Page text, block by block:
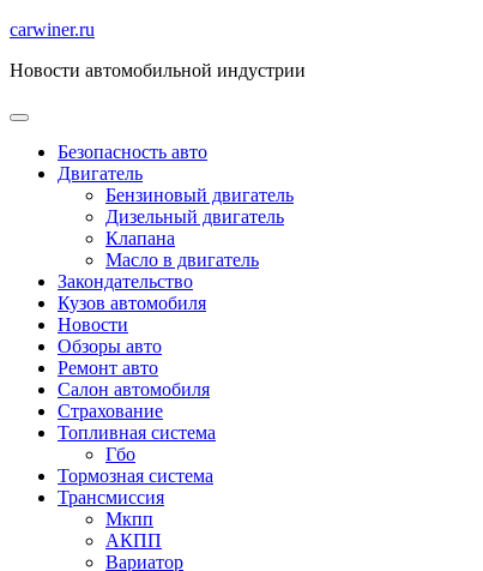
Перейти
содержимому
carwiner.ru
Новости автомобильной индустрии
Безопасность авто
Двигатель
Бензиновый двигатель
Дизельный двигатель
Клапана
Масло в двигатель
Закондательство
Кузов автомобиля
Новости
Обзоры авто
Ремонт авто
Салон автомобиля
Страхование
Топливная система
Гбо
Тормозная система
Трансмиссия
Мкпп
АКПП
Вариатор